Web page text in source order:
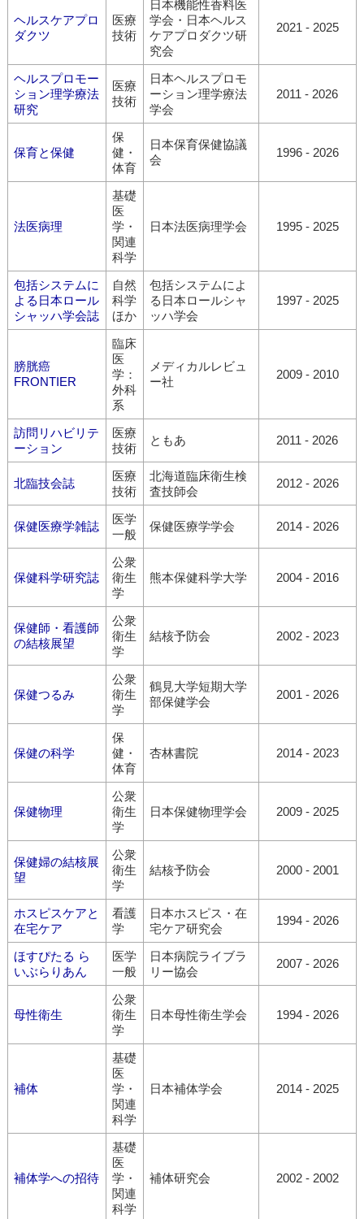
ヘルスケアプロ
ダクツ
医療
技術
日本機能性香料医
学会・日本ヘルス
ケアプロダクツ研
究会
2021 - 2025
ヘルスプロモー
ション理学療法
研究
医療
技術
日本ヘルスプロモ
ーション理学療法
学会
2011 - 2026
保育と保健
保
健・
体育
日本保育保健協議
会
1996 - 2026
法医病理
基礎
医
学・
関連
科学
日本法医病理学会 1995 - 2025
包括システムに
よる日本ロール
シャッハ学会誌
自然
科学
ほか
包括システムによ
る日本ロールシャ
ッハ学会
1997 - 2025
膀胱癌
FRONTIER
臨床
医
学：
外科
系
メディカルレビュ
ー社
2009 - 2010
訪問リハビリテ
ーション
医療
技術
ともあ 2011 - 2026
北臨技会誌
医療
技術
北海道臨床衛生検
査技師会
2012 - 2026
保健医療学雑誌
医学
一般
保健医療学学会 2014 - 2026
保健科学研究誌
公衆
衛生
学
熊本保健科学大学 2004 - 2016
保健師・看護師
の結核展望
公衆
衛生
学
結核予防会 2002 - 2023
保健つるみ
公衆
衛生
学
鶴見大学短期大学
部保健学会
2001 - 2026
保健の科学
保
健・
体育
杏林書院 2014 - 2023
保健物理
公衆
衛生
学
日本保健物理学会 2009 - 2025
保健婦の結核展
望
公衆
衛生
学
結核予防会 2000 - 2001
ホスピスケアと
在宅ケア
看護
学
日本ホスピス・在
宅ケア研究会
1994 - 2026
ほすぴたる ら
いぶらりあん
医学
一般
日本病院ライブラ
リー協会
2007 - 2026
母性衛生
公衆
衛生
学
日本母性衛生学会 1994 - 2026
補体
基礎
医
学・
関連
科学
日本補体学会 2014 - 2025
補体学への招待
基礎
医
学・
関連
科学
補体研究会 2002 - 2002